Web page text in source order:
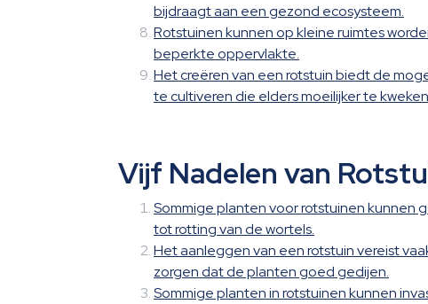
bijdraagt aan een gezond ecosysteem.
Rotstuinen kunnen op kleine ruimtes
beperkte oppervlakte.
Het creëren van een rotstuin biedt de
te cultiveren die elders moeilijker te
Vijf Nadelen van
Sommige planten voor rotstuinen kunnen
tot rotting van de wortels.
Het aanleggen van een rotstuin vereist
zorgen dat de planten goed gedijen.
Sommige planten in rotstuinen kunnen